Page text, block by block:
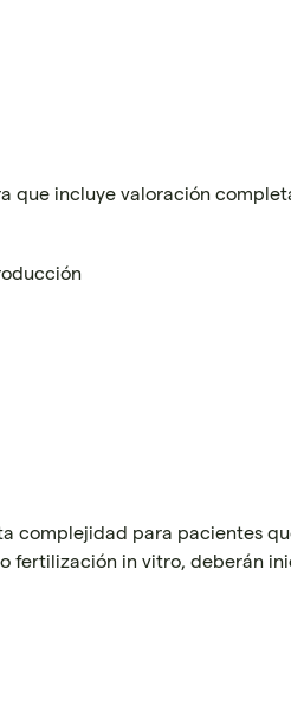
que incluye valoración
complejidad para pacientes
fertilización in vitro, deberán